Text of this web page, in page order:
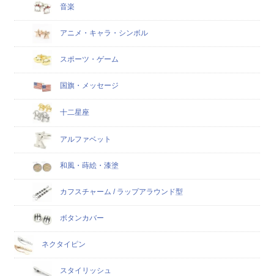
音楽
アニメ・キャラ・シンボル
スポーツ・ゲーム
国旗・メッセージ
十二星座
アルファベット
和風・蒔絵・漆塗
カフスチャーム / ラップアラウンド型
ボタンカバー
ネクタイピン
スタイリッシュ